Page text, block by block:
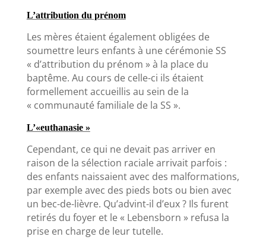
L’attribution du prénom
Les mères étaient également obligées de
soumettre leurs enfants à une cérémonie SS
« d’attribution du prénom » à la place du
baptême. Au cours de celle-ci ils étaient
formellement accueillis au sein de la
« communauté familiale de la SS ».
L’«euthanasie »
Cependant, ce qui ne devait pas arriver en
raison de la sélection raciale arrivait parfois :
des enfants naissaient avec des malformations,
par exemple avec des pieds bots ou bien avec
un bec-de-lièvre. Qu’advint-il d’eux ? Ils furent
retirés du foyer et le « Lebensborn » refusa la
prise en charge de leur tutelle.